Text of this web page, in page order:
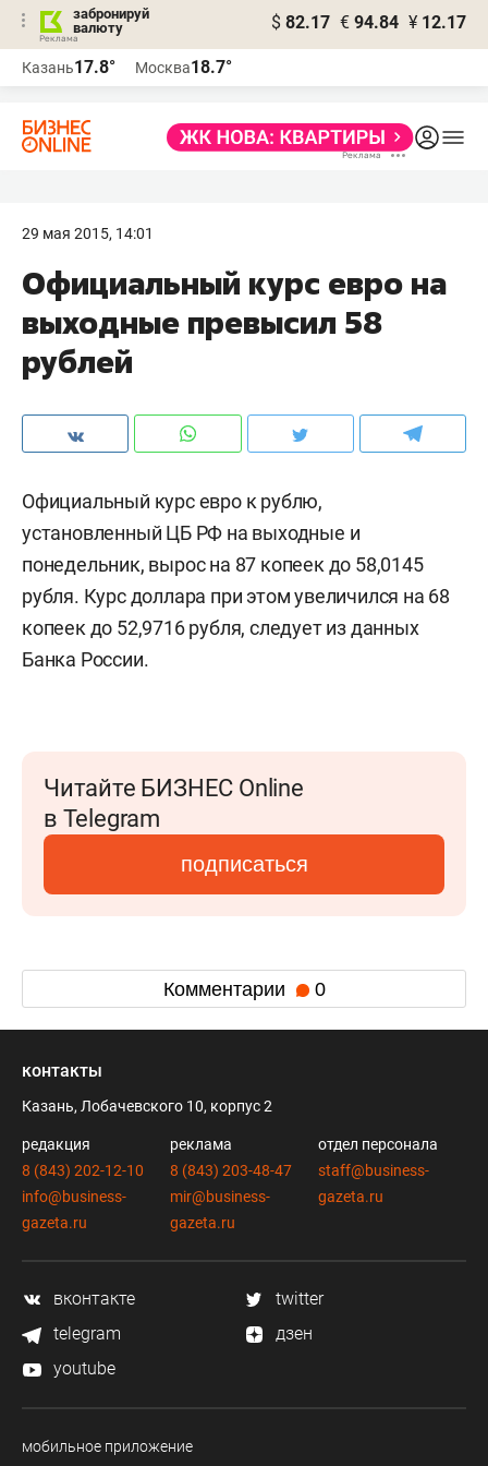
забронируй
валюту
$ 82.17 € 94.84 ¥ 12.17
Казань17.8° Москва18.7°
29 мая 2015, 14:01
Официальный курс евро на
выходные превысил 58
рублей
Официальный курс евро к рублю,
установленный ЦБ РФ на выходные и
понедельник, вырос на 87 копеек до 58,0145
рубля. Курс доллара при этом увеличился на 68
копеек до 52,9716 рубля, следует из данных
Банка России.
Читайте БИЗНЕС Online
в Telegram
подписаться
Комментарии 0
контакты
Казань, Лобачевского 10, корпус 2
редакция
8 (843) 202-12-10
info@business-
gazeta.ru
реклама
8 (843) 203-48-47
mir@business-
gazeta.ru
отдел персонала
staff@business-
gazeta.ru
вконтакте
twitter
telegram
дзен
youtube
мобильное приложение